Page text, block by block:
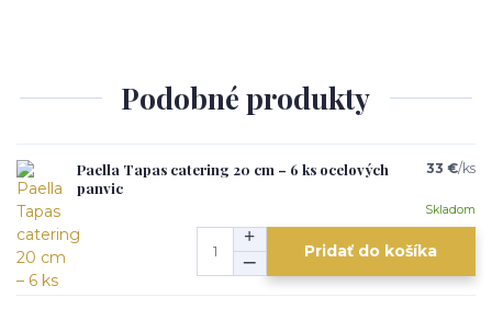
Podobné produkty
Paella Tapas catering 20 cm – 6 ks ocelových
panvic
33 €/ks
Skladom
Pridať do košíka